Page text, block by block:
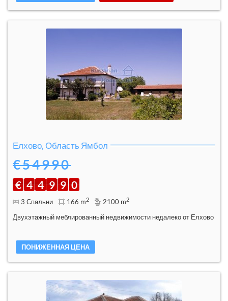
Елхово, Область Ямбол
€54990
€ 4 4 9 9 0
3 Спальни 166 m2 2100 m2
Двухэтажный меблированный недвижимости недалеко от Елхово
ПОНИЖЕННАЯ ЦЕНА